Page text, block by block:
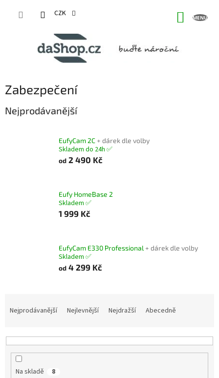
CZK
Zabezpečení
Nejprodávanější
EufyCam 2C + dárek dle volby
Skladem do 24h ✅
od 2 490 Kč
Eufy HomeBase 2
Skladem ✅
1 999 Kč
EufyCam E330 Professional + dárek dle volby
Skladem ✅
od 4 299 Kč
n
Nejprodávanější Nejlevnější Nejdražší Abecedně
Na skladě 8